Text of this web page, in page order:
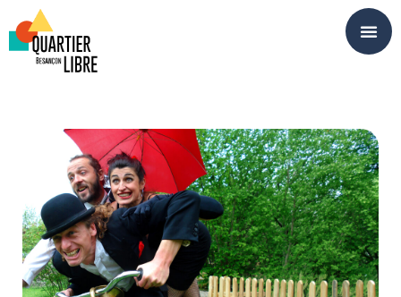
Panneau de gestion des cookies